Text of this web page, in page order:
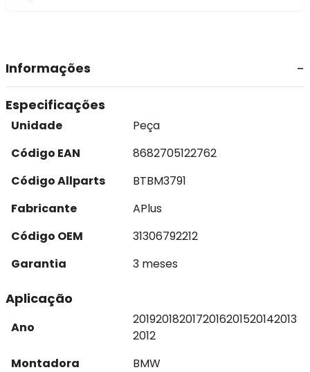
Informações
Especificações
Unidade
Peça
Código EAN
8682705122762
Código Allparts
BTBM3791
Fabricante
APlus
Código OEM
31306792212
Garantia
3 meses
Aplicação
Ano
2019201820172016201520142013
2012
Montadora
BMW